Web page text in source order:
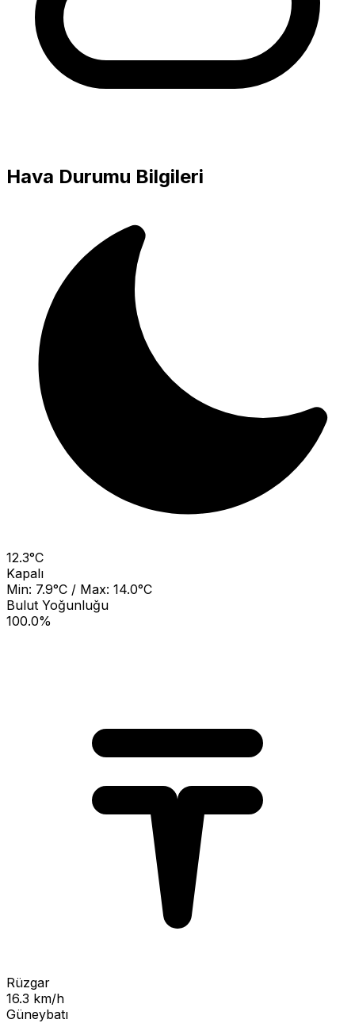
Hava Durumu Bilgileri
12.3°C
Kapalı
Min: 7.9°C / Max: 14.0°C
Bulut Yoğunluğu
100.0%
Rüzgar
16.3 km/h
Güneybatı